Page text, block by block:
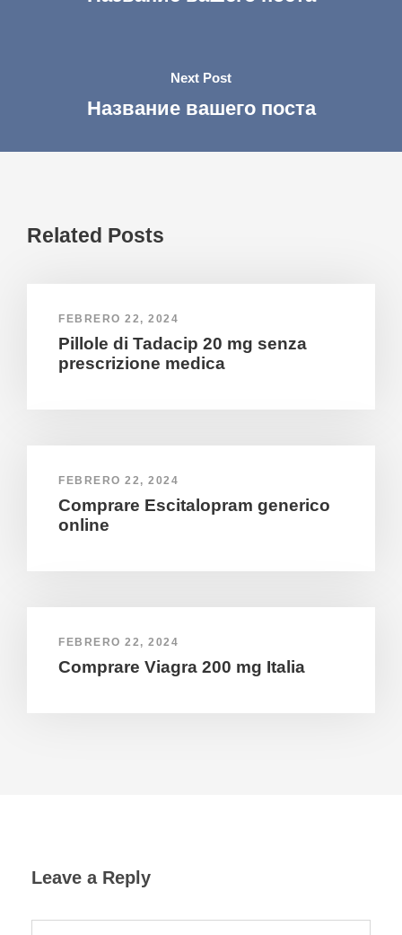
Next Post
Название вашего поста
Related Posts
FEBRERO 22, 2024
Pillole di Tadacip 20 mg senza
prescrizione medica
FEBRERO 22, 2024
Comprare Escitalopram generico
online
FEBRERO 22, 2024
Comprare Viagra 200 mg Italia
Leave a Reply